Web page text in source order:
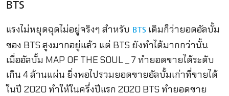
BTS
แรงไม่หยุดฉุดไม่อยู่จริงๆ สำหรับ BTS เดิมก็ว่ายอดอัลบั้ม
ของ BTS สูงมากอยู่แล้ว แต่ BTS ยังทำได้มากกว่านั้น
เมื่ออัลบั้ม MAP OF THE SOUL _ 7 ทำยอดขายได้ระดับ
เกิน 4 ล้านแผ่น ยิ่งพอไปรวมยอดขายอัลบั้มเก่าที่ขายได้
ในปี 2020 ทำให้ในครึ่งปีแรก 2020 BTS ทำยอดขาย